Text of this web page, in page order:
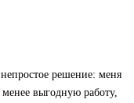
решение: меня
выгодную работу,